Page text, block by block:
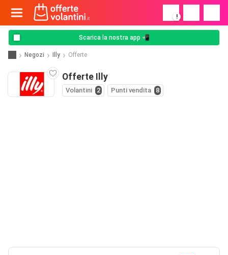
!
Scarica la nostra app 📲
Negozi Illy Offerte
Offerte Illy
Volantini 2 Punti vendita 8